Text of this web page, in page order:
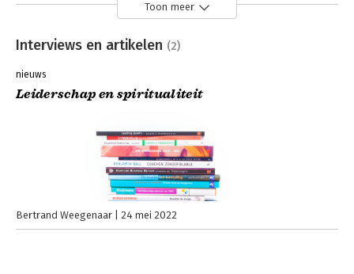
Toon meer
Interviews en artikelen (2)
nieuws
Leiderschap en spiritualiteit
Bertrand Weegenaar 24 mei 2022